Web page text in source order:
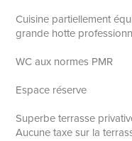
Cuisine partiellement
grande hotte
WC aux normes PMR
Espace réserve
Superbe terrasse
Aucune taxe sur la